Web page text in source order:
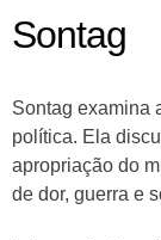
Sontag
Sontag examina
política. Ela
apropriação do
de dor, guerra e